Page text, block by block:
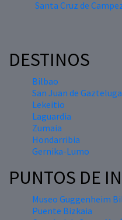
Santa Cruz de
DESTINOS
Bilbao
San Juan de
Lekeitio
Laguardia
Zumaia
Hondarribia
Gernika-Lumo
PUNTOS DE
Museo Guggenheim
Puente Bizkaia